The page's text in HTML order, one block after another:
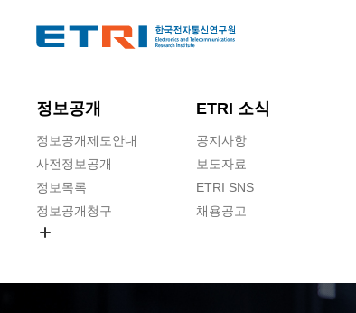
정보공개
정보공개제도안내
사전정보공개
정보목록
정보공개청구
ETRI 소식
공지사항
보도자료
ETRI SNS
채용공고